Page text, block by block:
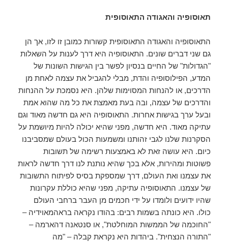
תאוסופיה והאגודה התאוסופית
התאוסופיה והאגודה התאוסופית קשורות כמובן זו לזו, אך הן
גם שני דברים שונים. התאוסופיה היא דרך לענות על השאלות
"הגדולות" של החיים בנסיון לפשר בין הגישות השונות של
המדע, הפילוסופיה והדת, מבלי להגביל את עצמה לאחת מן
הדרכים, או להנחות המסוימות שלהן. היא נסמכת על ההנחות
והדרכים של עצמה, ובה בעת מאמצת את כל מה שהוא אמת
ובעל ערך בגישות אחרות. התאוסופיה היא גם חדשה מאוד וגם
עתיקה מאוד. היא חדשה, מפני שהיא יכולה להיות מיושמת על
הסקרנות שלנו לגבי זהותנו ומשמעות הכול בעולם שמסביבנו
כיום. היא עושה זאת לא באמצעות רשימה של תשובות
פשוטות ומהירות, אלא בכך שהיא נותנת לנו דרך חדשה לראות
את עצמנו ואת העולם, דרך שמספקת בסיס לפיתוח התשובות
של עצמנו. התאוסופיה עתיקה, מפני שהיא כוללת עקרונות
שהיו ידועים ולומדו על ידי חכמים מן העבר ברחבי העולם
כולו. היא כונתה בשמות רבים: בהודו נקראה בראהמאוידיה –
"החוכמה של הממשות המוחלטת", או סנטאנה דהארמה –
"התורה הנצחית". ביהדות היא נקראת קבלה – "מה